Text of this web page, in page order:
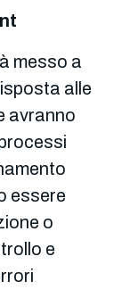
messo a
alle
avranno
essere
o
e